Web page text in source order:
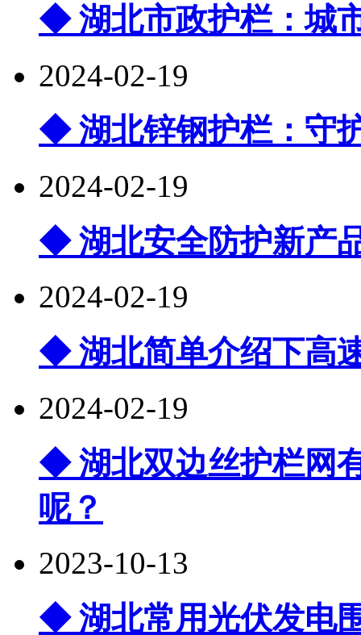
◆ 湖北市政护栏：城
2024-02-19
◆ 湖北锌钢护栏：守
2024-02-19
◆ 湖北安全防护新产
2024-02-19
◆ 湖北简单介绍下高
2024-02-19
◆ 湖北双边丝护栏网
呢？
2023-10-13
◆ 湖北常用光伏发电